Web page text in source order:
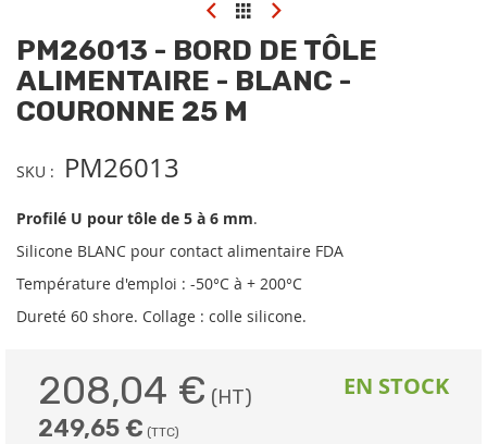
PM26013 - BORD DE TÔLE
ALIMENTAIRE - BLANC -
COURONNE 25 M
SKU PM26013
Profilé U pour tôle de 5 à 6 mm.
Silicone BLANC pour contact alimentaire FDA
Température d'emploi : -50°C à + 200°C
Dureté 60 shore. Collage : colle silicone.
EN STOCK
249,65 €
208,04 €
the
beginning
of
the